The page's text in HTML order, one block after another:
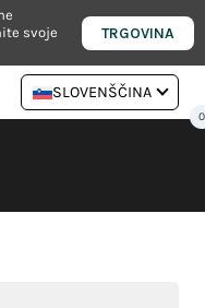
svoje
TRGOVINA
SLOVENŠČINA
0